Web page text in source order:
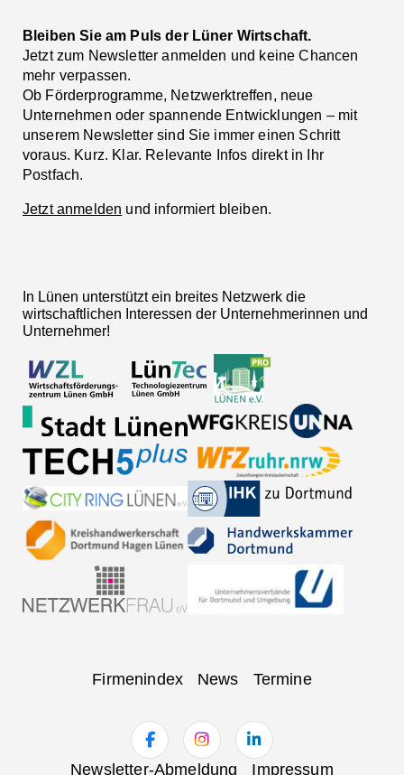
Bleiben Sie am Puls der Lüner Wirtschaft.
Jetzt zum Newsletter anmelden und keine Chancen
mehr verpassen.
Ob Förderprogramme, Netzwerktreffen, neue
Unternehmen oder spannende Entwicklungen – mit
unserem Newsletter sind Sie immer einen Schritt
voraus. Kurz. Klar. Relevante Infos direkt in Ihr
Postfach.
Jetzt anmelden und informiert bleiben.
In Lünen unterstützt ein breites Netzwerk die
wirtschaftlichen Interessen der Unternehmerinnen und
Unternehmer!
Firmenindex News Termine
NavigationNewsletter-Abmeldung Impressum